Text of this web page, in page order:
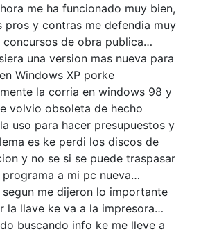
me ha funcionado muy bien,
pros y contras me defendia muy
concursos de obra publica…
una version mas nueva para
Windows XP porke
la corria en windows 98 y
volvio obsoleta de hecho
uso para hacer presupuestos y
es ke perdi los discos de
y no se si se puede traspasar
a mi pc nueva…
segun me dijeron lo importante
la llave ke va a la impresora…
buscando info ke me lleve a